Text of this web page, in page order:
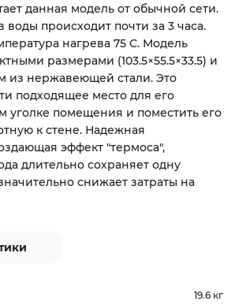
данная модель от обычной сети.
воды происходит почти за 3 часа.
нагрева 75 С. Модель
размерами (103.5×55.5×33.5) и
из нержавеющей стали. Это
подходящее место для его
уголке помещения и поместить его
к стене. Надежная
эффект "термоса",
длительно сохраняет одну
снижает затраты на
19.6 кг